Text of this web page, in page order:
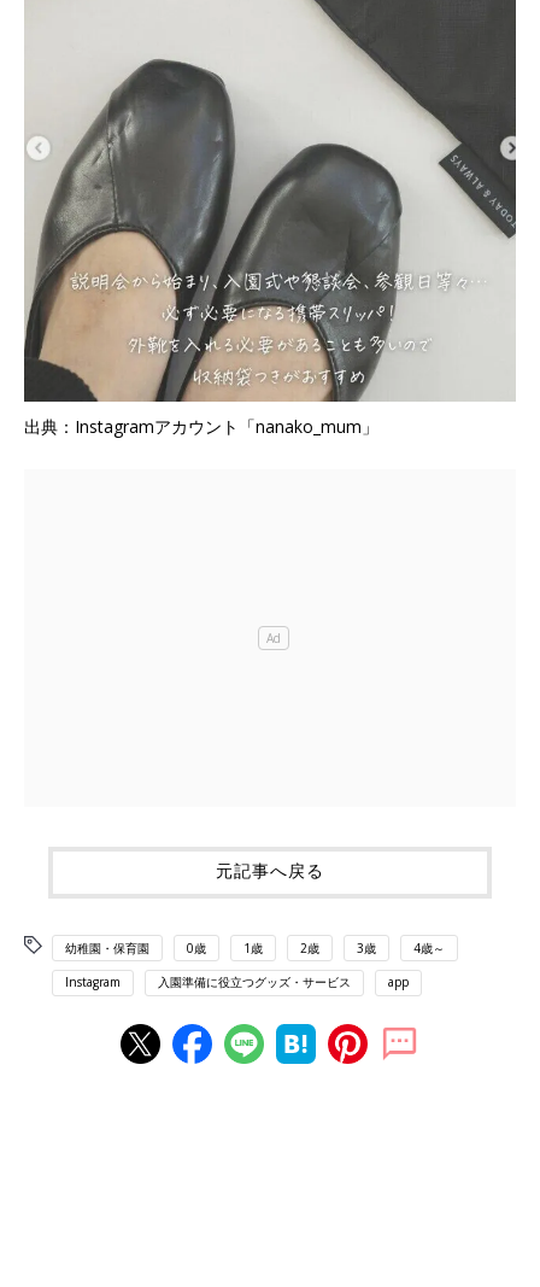
出典：Instagramアカウント「nanako_mum」
元記事へ戻る
幼稚園・保育園 0歳 1歳 2歳 3歳 4歳～
Instagram 入園準備に役立つグッズ・サービス app